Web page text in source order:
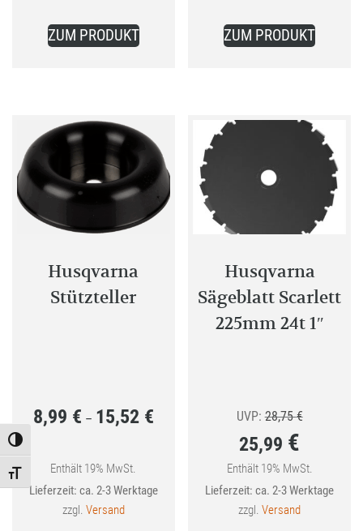
Toggle High Contrast
Toggle Font size
ZUM PRODUKTProdukt
auf.
Die
Optionen
können
auf
ZUM PRODUKTProdukt
auf.
Die
können
auf
gewählt
werden
Husqvarna
Stützteller
8,99 € – 15,52 €Preisspanne:
15,52 €
Enthält 19% MwSt.
Lieferzeit: ca. 2-3 Werktage
zzgl. Versand
Husqvarna
Sägeblatt Scarlett
225mm 24t 1″
UVP: 28,75€
war:
28,75 €
25,99 €
Aktueller
Preis
Enthält 19% MwSt.
Lieferzeit: ca. 2-3 Werktage
zzgl.Versand